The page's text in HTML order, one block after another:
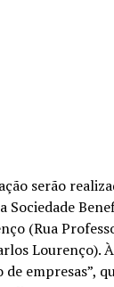
serão
Sociedade
(Rua
Lourenço).
empresas”,